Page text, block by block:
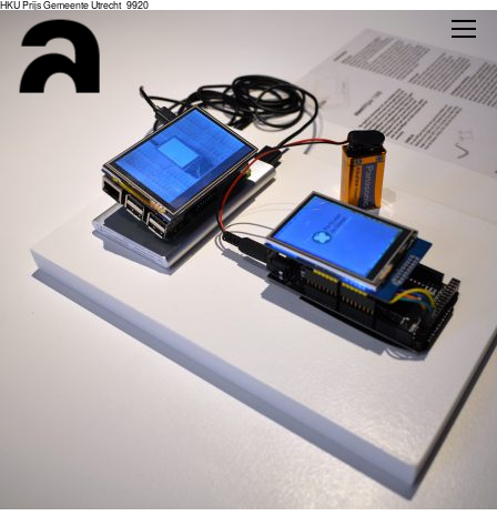
HKU Prijs Gemeente Utrecht_9920